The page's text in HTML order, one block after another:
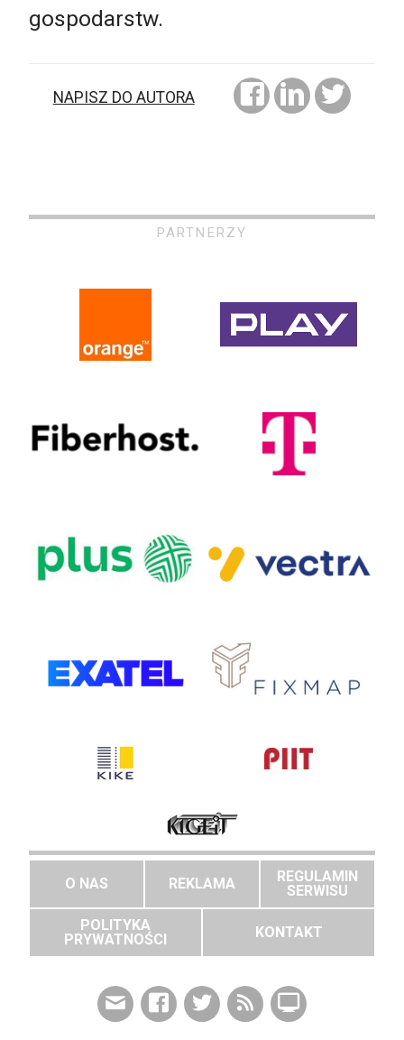
gospodarstw.
NAPISZ DO AUTORA
PARTNERZY
O NAS REKLAMA
REGULAMIN
SERWISU
POLITYKA
PRYWATNOŚCI
KONTAKT